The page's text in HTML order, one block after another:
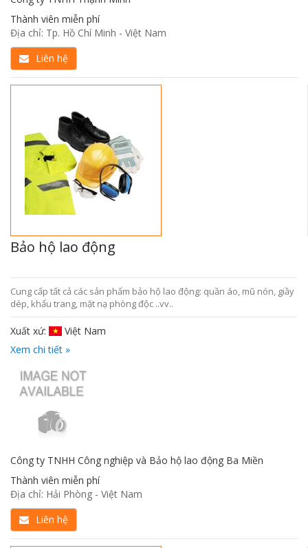
Thành viên miễn phí
Địa chỉ: Tp. Hồ Chí Minh - Việt Nam
Liên hệ
Bảo hộ lao động
Cung cấp tất cả các sản phẩm bảo hộ lao động: quần áo, mũ nón, giầy
dép, khẩu trang, mặt nạ phòng độc ..vv..
Xuất xứ:
Việt Nam
Xem chi tiết »
Công ty TNHH Công nghiệp và Bảo hộ lao động Ba Miền
Thành viên miễn phí
Địa chỉ: Hải Phòng - Việt Nam
Liên hệ